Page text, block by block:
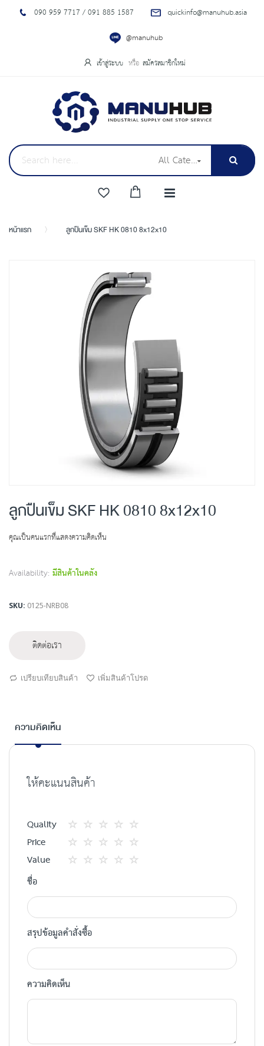
090 959 7717 / 091 885 1587
quickinfo@manuhub.asia
@manuhub
เข้าสู่ระบบ สมัครสมาชิกใหม่
All Categories
หน้าแรก ลูกปืนเข็ม SKF HK 0810 8x12x10
to
the
end
of
images
gallery
to
the
ลูกปืนเข็ม SKF HK 0810 8x12x10
คุณเป็นคนแรกที่แสดงความคิดเห็น
Availability: มีสินค้าในคลัง
SKU 0125-NRB08
ติดต่อเรา
เปรียบเทียบสินค้า เพิ่มสินค้าโปรด
ความคิดเห็น
ให้คะแนนสินค้า
Quality
1
star
2
ดาว
3
ดาว
4
ดาว
5
ดาว
Price
1
2
3
4
5
Value
ชื่อ
สรุปข้อมูลคำสั่งซื้อ
ความคิดเห็น